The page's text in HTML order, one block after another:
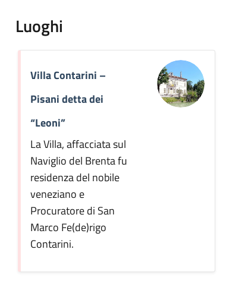
Luoghi
Villa Contarini –
Pisani detta dei
“Leoni”
La Villa, affacciata sul
Naviglio del Brenta fu
residenza del nobile
veneziano e
Procuratore di San
Marco Fe(de)rigo
Contarini.